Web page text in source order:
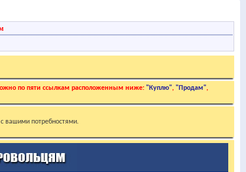
по пяти ссылкам расположенным ниже: "Куплю", "Продам",
с вашими потребностями.